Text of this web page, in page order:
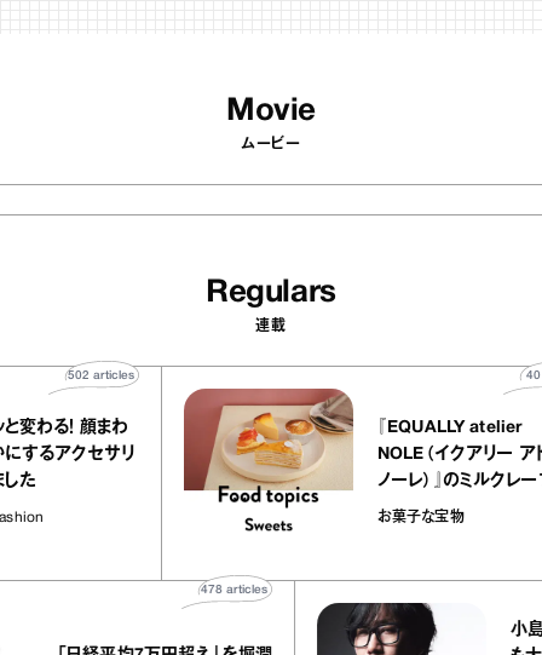
Movie
ムービー
Regulars
連載
がパッと変わる！ 顔まわ
華やかにするアクセサリ
集めました
/ Fashion
502
『EQUALLY
NOLE（イクア
ノーレ）』の
ラメルバニー
お菓子な宝物
articles
小島秀夫